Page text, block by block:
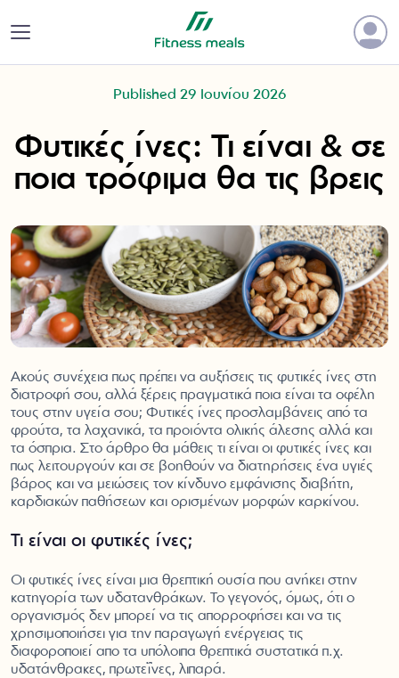
Published 29 Ιουνίου 2026
Φυτικές ίνες: Τι είναι & σε
ποια τρόφιμα θα τις βρεις
Ακούς συνέχεια πως πρέπει να αυξήσεις τις φυτικές ίνες στη
διατροφή σου, αλλά ξέρεις πραγματικά ποια είναι τα οφέλη
τους στην υγεία σου; Φυτικές ίνες προσλαμβάνεις από τα
φρούτα, τα λαχανικά, τα προϊόντα ολικής άλεσης αλλά και
τα όσπρια. Στο άρθρο θα μάθεις τι είναι οι φυτικές ίνες και
πως λειτουργούν και σε βοηθούν να διατηρήσεις ένα υγιές
βάρος και να μειώσεις τον κίνδυνο εμφάνισης διαβήτη,
καρδιακών παθήσεων και ορισμένων μορφών καρκίνου.
Τι είναι οι φυτικές ίνες;
Οι φυτικές ίνες είναι μια θρεπτική ουσία που ανήκει στην
κατηγορία των υδατανθράκων. Το γεγονός, όμως, ότι ο
οργανισμός δεν μπορεί να τις απορροφήσει και να τις
χρησιμοποιήσει για την παραγωγή ενέργειας τις
διαφοροποιεί απο τα υπόλοιπα θρεπτικά συστατικά π.χ.
υδατάνθρακες, πρωτεΐνες, λιπαρά.